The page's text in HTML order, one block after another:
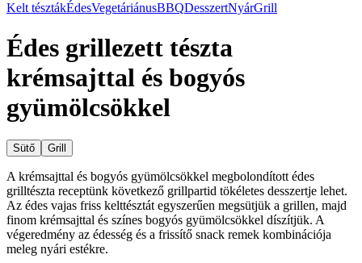
Kelt tésztákÉdesVegetáriánusBBQDesszertNyárGrill
Édes grillezett tészta
krémsajttal és bogyós
gyümölcsökkel
Sütő Grill
A krémsajttal és bogyós gyümölcsökkel megbolondított édes
grilltészta receptünk következő grillpartid tökéletes desszertje lehet.
Az édes vajas friss kelttésztát egyszerűen megsütjük a grillen, majd
finom krémsajttal és színes bogyós gyümölcsökkel díszítjük. A
végeredmény az édesség és a frissítő snack remek kombinációja
meleg nyári estékre.